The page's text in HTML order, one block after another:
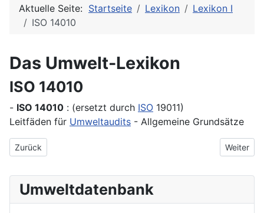
Aktuelle Seite: Startseite Lexikon
Lexikon I
ISO 14010
Das Umwelt-Lexikon
ISO 14010
- ISO 14010 : (ersetzt durch ISO 19011)
Leitfäden für Umweltaudits - Allgemeine Grundsätze
Vorheriger Beitrag: ISO 14004
Zurück Nächster
Weiter
Umweltdatenbank